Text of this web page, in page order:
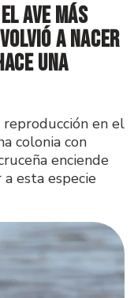
ave más
a nacer
una
en el
colonia con
enciende
esta especie